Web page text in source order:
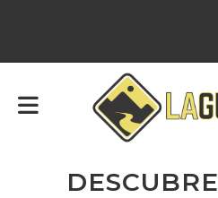
DESCUBRE